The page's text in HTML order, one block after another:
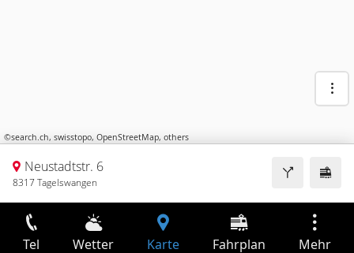
©search.ch, swisstopo, OpenStreetMap, others
Neustadtstr. 6
8317 Tagelswangen
Tel Wetter Karte Fahrplan Mehr